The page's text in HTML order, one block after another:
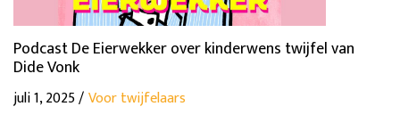
Podcast De Eierwekker over kinderwens twijfel van
Dide Vonk
juli 1, 2025 /Voor twijfelaars